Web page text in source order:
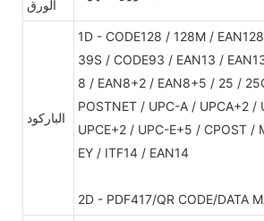
الورق
الباركود
1D - CODE128 / 128M /
39S / CODE93 / EAN13 /
8 / EAN8+2 / EAN8+5 / 25 /
POSTNET / UPC-A / UPCA+2 /
UPCE+2 / UPC-E+5 / CPOST /
EY / ITF14 / EAN14
2D - PDF417/QR CODE/DATA